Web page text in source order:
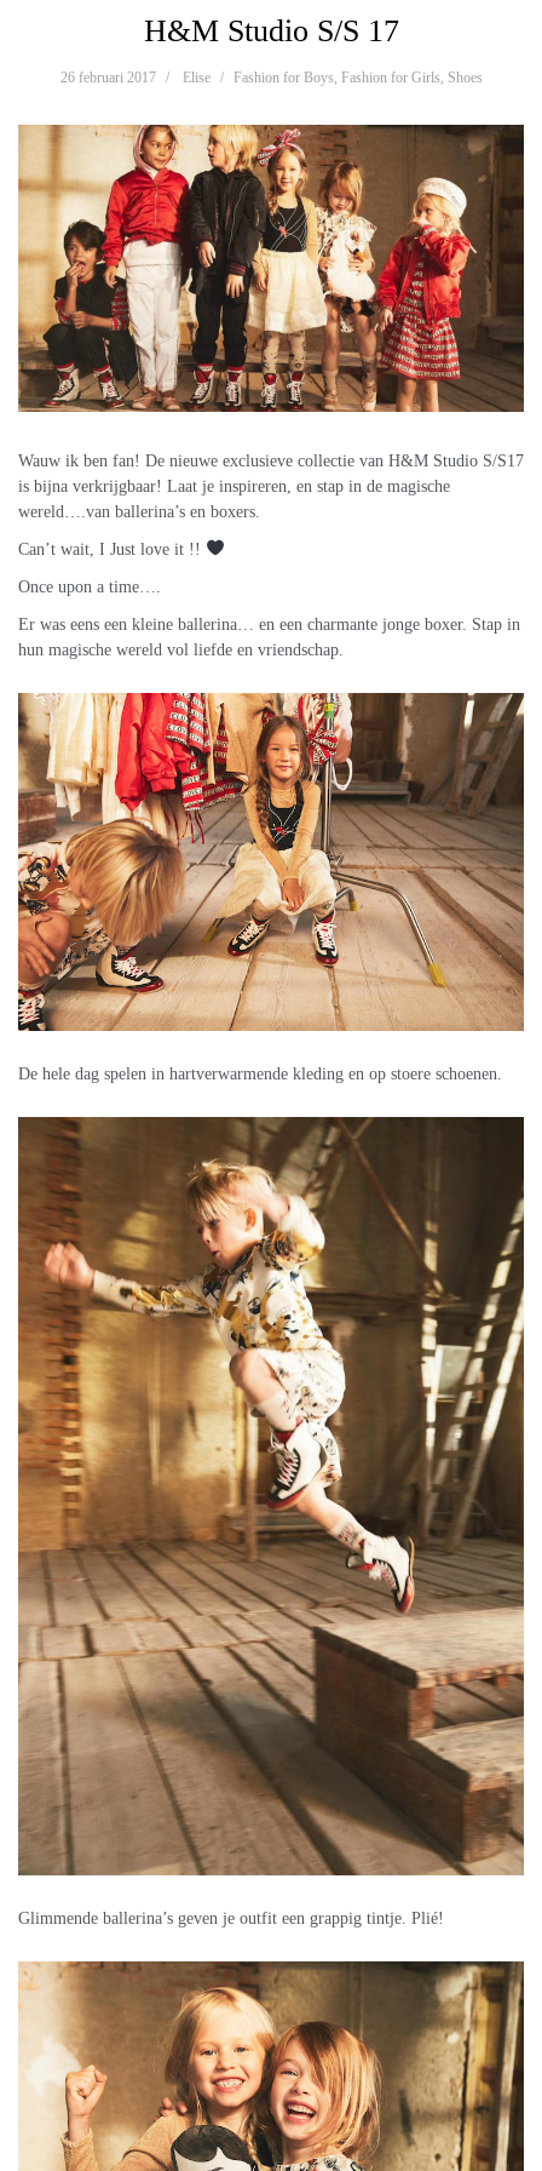
H&M Studio S/S 17
26 februari 2017 Elise Fashion for Boys, Fashion for Girls, Shoes
Wauw ik ben fan! De nieuwe exclusieve collectie van H&M Studio S/S17
is bijna verkrijgbaar! Laat je inspireren, en stap in de magische
wereld….van ballerina’s en boxers.
Can’t wait, I Just love it !!
Once upon a time….
Er was eens een kleine ballerina… en een charmante jonge boxer. Stap in
hun magische wereld vol liefde en vriendschap.
De hele dag spelen in hartverwarmende kleding en op stoere schoenen.
Glimmende ballerina’s geven je outfit een grappig tintje. Plié!